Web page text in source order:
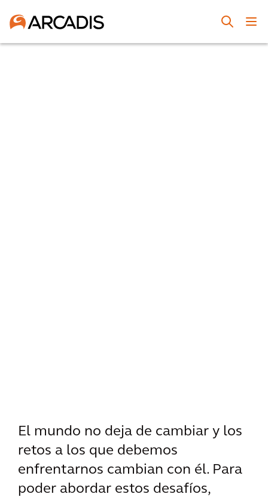
El mundo no deja de cambiar y los
retos a los que debemos
enfrentarnos cambian con él. Para
poder abordar estos desafíos,